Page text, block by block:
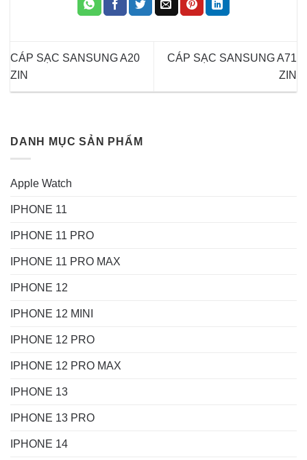
CÁP SẠC SANSUNG A20
ZIN
CÁP SẠC SANSUNG A71
ZIN
DANH MỤC SẢN PHẨM
Apple Watch
IPHONE 11
IPHONE 11 PRO
IPHONE 11 PRO MAX
IPHONE 12
IPHONE 12 MINI
IPHONE 12 PRO
IPHONE 12 PRO MAX
IPHONE 13
IPHONE 13 PRO
IPHONE 14